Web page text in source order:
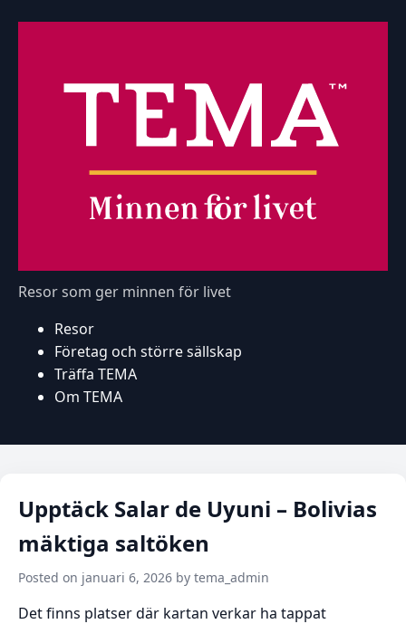
Resor som ger minnen för livet
Resor
Företag och större sällskap
Träffa TEMA
Om TEMA
Upptäck Salar de Uyuni – Bolivias
mäktiga saltöken
Posted on januari 6, 2026 by tema_admin
Det finns platser där kartan verkar ha tappat